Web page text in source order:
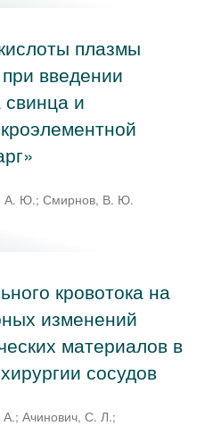
плазмы
введении
и
А. Ю.; Смирнов, В. Ю.
кровотока на
изменений
материалов в
сосудов
А.; Ачинович, С. Л.;